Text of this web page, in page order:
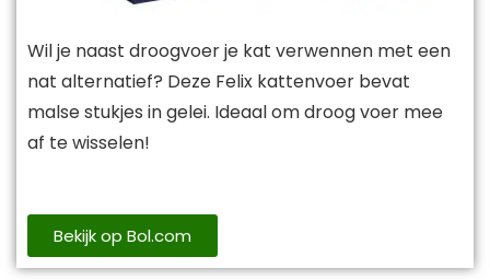
Wil je naast droogvoer je kat verwennen met een
nat alternatief? Deze Felix kattenvoer bevat
malse stukjes in gelei. Ideaal om droog voer mee
af te wisselen!
Bekijk op Bol.com